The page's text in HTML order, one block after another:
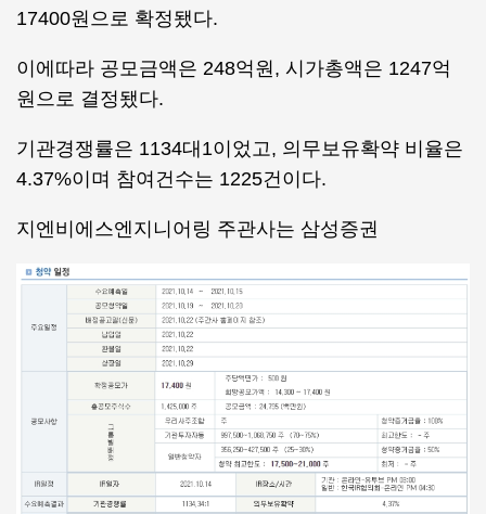
17400원으로 확정됐다.
이에따라 공모금액은 248억원, 시가총액은 1247억
원으로 결정됐다.
기관경쟁률은 1134대1이었고, 의무보유확약 비율은
4.37%이며 참여건수는 1225건이다.
지엔비에스엔지니어링 주관사는 삼성증권